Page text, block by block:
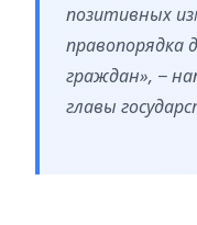
позитивных
граждан», −
главы